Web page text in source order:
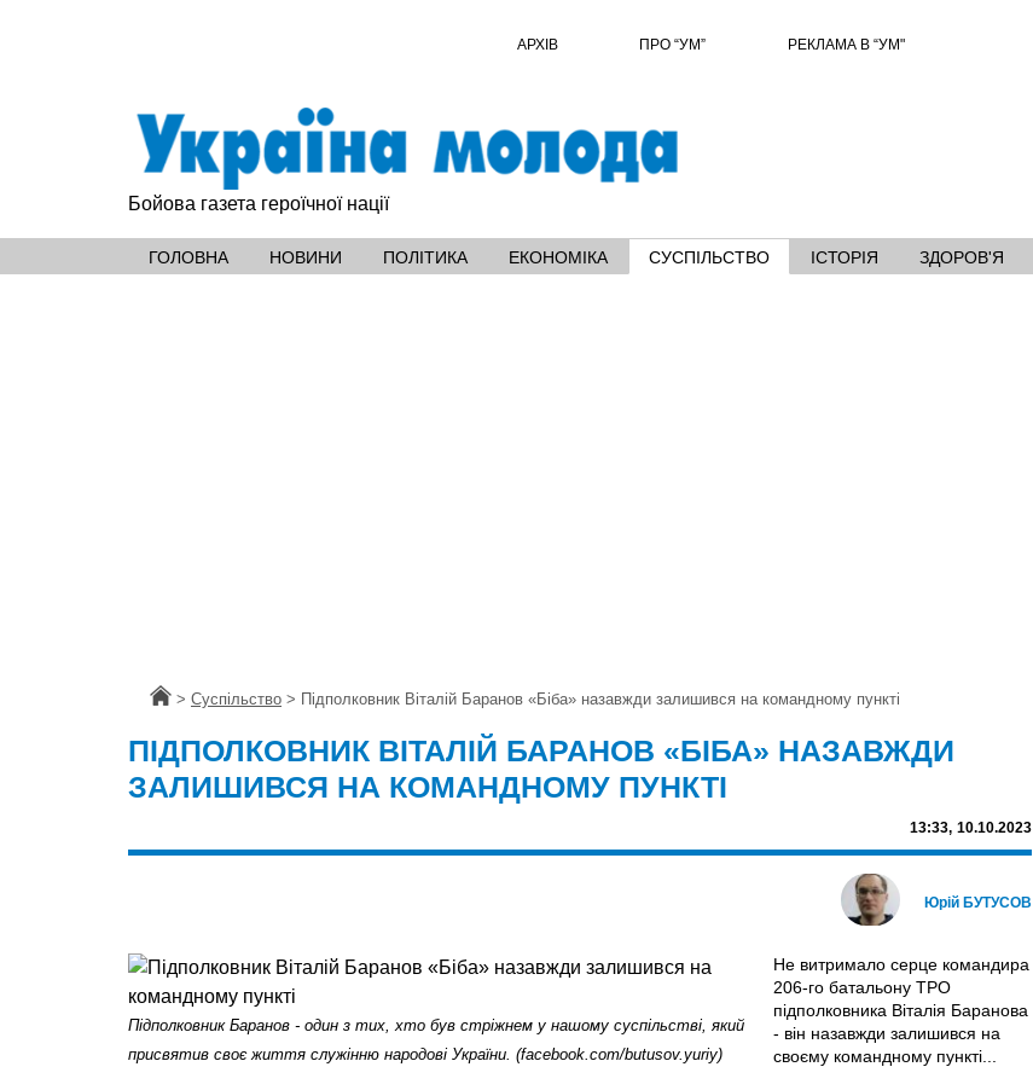
АРХІВ ПРО “УМ” РЕКЛАМА В “УМ"
Бойова газета героїчної нації
ГОЛОВНА НОВИНИ ПОЛІТИКА ЕКОНОМІКА СУСПІЛЬСТВО ІСТОРІЯ ЗДОРОВ'Я
Головна
> Суспільство > Підполковник Віталій Баранов «Біба» назавжди залишився на командному пункті
ПІДПОЛКОВНИК ВІТАЛІЙ БАРАНОВ «БІБА» НАЗАВЖДИ
ЗАЛИШИВСЯ НА КОМАНДНОМУ ПУНКТІ
13:33, 10.10.2023
Юрій БУТУСОВ
Підполковник Баранов - один з тих, хто був стріжнем у нашому суспільстві, який
присвятив своє життя служінню народові України. (facebook.com/butusov.yuriy)
Не витримало серце командира
206-го батальону ТРО
підполковника Віталія Баранова
- він назавжди залишився на
своєму командному пункті...